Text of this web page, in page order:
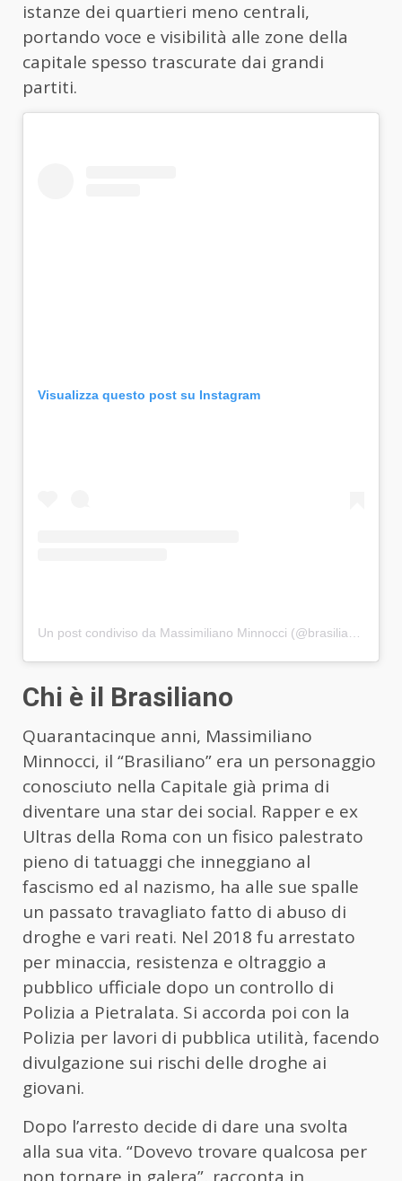
istanze dei quartieri meno centrali,
portando voce e visibilità alle zone della
capitale spesso trascurate dai grandi
partiti.
Visualizza questo post su Instagram
Un post condiviso da Massimiliano Minnocci (@brasiliano_real)
Chi è il Brasiliano
Quarantacinque anni, Massimiliano
Minnocci, il “Brasiliano” era un personaggio
conosciuto nella Capitale già prima di
diventare una star dei social. Rapper e ex
Ultras della Roma con un fisico palestrato
pieno di tatuaggi che inneggiano al
fascismo ed al nazismo, ha alle sue spalle
un passato travagliato fatto di abuso di
droghe e vari reati. Nel 2018 fu arrestato
per minaccia, resistenza e oltraggio a
pubblico ufficiale dopo un controllo di
Polizia a Pietralata. Si accorda poi con la
Polizia per lavori di pubblica utilità, facendo
divulgazione sui rischi delle droghe ai
giovani.
Dopo l’arresto decide di dare una svolta
alla sua vita. “Dovevo trovare qualcosa per